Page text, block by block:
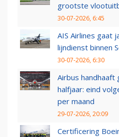
grootste
30-07-2026, 6:45
AIS Airlines gaat
lijndienst binnen
30-07-2026, 6:30
Airbus
halfjaar: eind
per maand
29-07-2026, 20:09
Certificering